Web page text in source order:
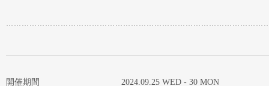
開催期間 2024.09.25 WED - 30 MON